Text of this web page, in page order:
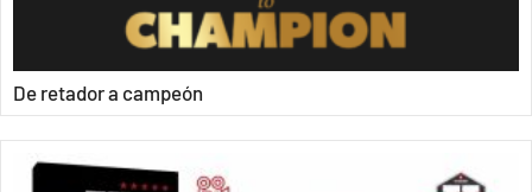
De retador a campeón